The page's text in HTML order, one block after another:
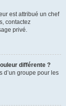
est attribué un chef
contactez
privé.
différente ?
d’un groupe pour les